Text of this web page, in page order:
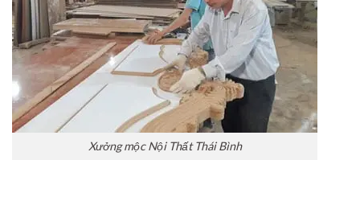
Xưởng mộc Nội Thất Thái Bình